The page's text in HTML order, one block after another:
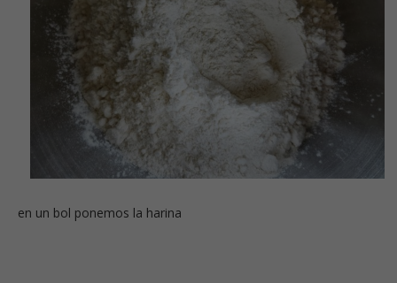
en un bol ponemos la harina